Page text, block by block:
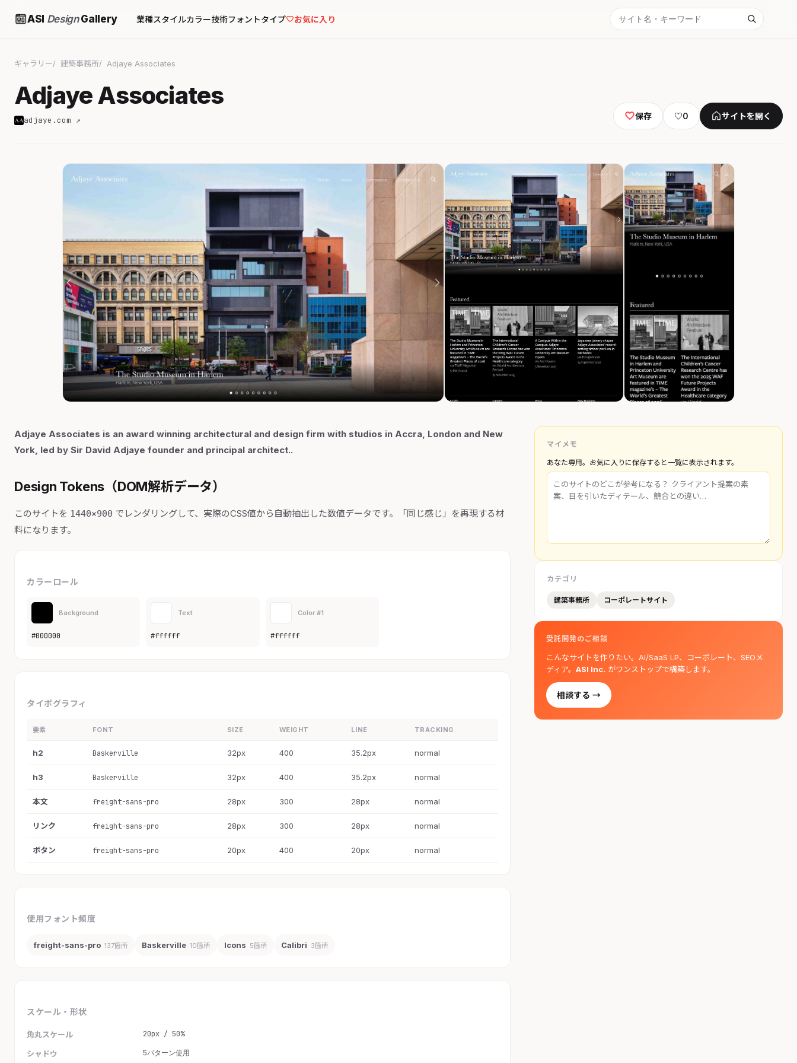
ASI DesignGallery 業種スタイルカラー技術フォントタイプ お気に入り
ギャラリー 建築事務所 Adjaye Associates
Adjaye Associates
adjaye.com ↗ 保存 ♡0 サイトを開く
Adjaye Associates is an award winning architectural and design firm with studios in Accra, London and New
York, led by Sir David Adjaye founder and principal architect..
Design Tokens（DOM解析データ）
このサイトを 1440×900 でレンダリングして、実際のCSS値から自動抽出した数値データです。「同じ感じ」を再現する材
料になります。
カラーロール
Background
#000000
Text
#ffffff
Color #1
#ffffff
タイポグラフィ
要素 FONT SIZE WEIGHT LINE TRACKING
h2 Baskerville 32px 400 35.2px normal
h3 Baskerville 32px 400 35.2px normal
本文 freight-sans-pro 28px 300 28px normal
リンク freight-sans-pro 28px 300 28px normal
ボタン freight-sans-pro 20px 400 20px normal
使用フォント頻度
freight-sans-pro 137箇所 Baskerville 10箇所 Icons 5箇所 Calibri 3箇所
スケール・形状
角丸スケール 20px / 50%
シャドウ 5パターン使用
マイメモ
あなた専用。お気に入りに保存すると一覧に表示されます。
カテゴリ
建築事務所 コーポレートサイト
受託開発のご相談
こんなサイトを作りたい。AI/SaaS LP、コーポレート、SEOメ
ディア。ASI Inc. がワンストップで構築します。
相談する →